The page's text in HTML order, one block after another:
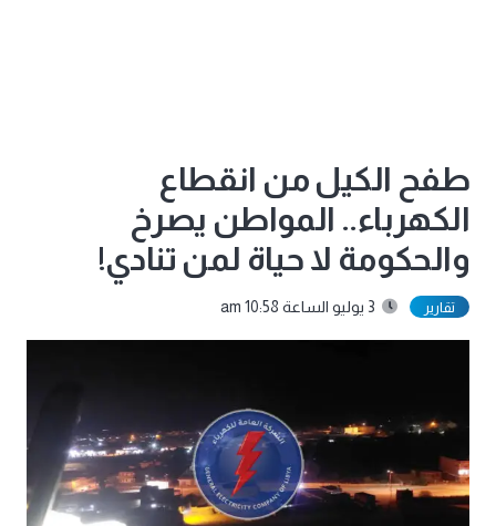
طفح الكيل من انقطاع
الكهرباء.. المواطن يصرخ
والحكومة لا حياة لمن تنادي!
تقارير 3 يوليو الساعة 10:58 am